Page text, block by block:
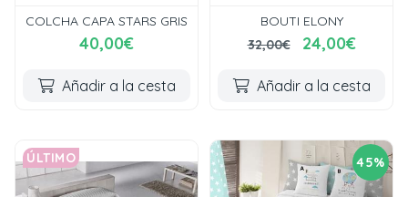
COLCHA CAPA STARS GRIS
40,00€
Añadir a la cesta
BOUTI ELONY
32,00€
24,00€
Añadir a la cesta
ÚLTIMO 45%